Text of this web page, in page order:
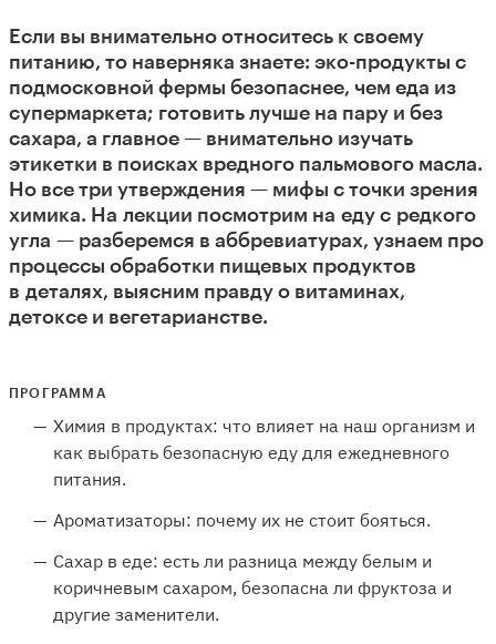
Если вы внимательно относитесь к своему
питанию, то наверняка знаете: эко-продукты с
подмосковной фермы безопаснее, чем еда из
супермаркета; готовить лучше на пару и без
сахара, а главное — внимательно изучать
этикетки в поисках вредного пальмового масла.
Но все три утверждения — мифы с точки зрения
химика. На лекции посмотрим на еду с редкого
угла — разберемся в аббревиатурах, узнаем про
процессы обработки пищевых продуктов
в деталях, выясним правду о витаминах,
детоксе и вегетарианстве.
ПРОГРАММА
Химия в продуктах: что влияет на наш организм и
как выбрать безопасную еду для ежедневного
питания.
Ароматизаторы: почему их не стоит бояться.
Сахар в еде: есть ли разница между белым и
коричневым сахаром, безопасна ли фруктоза и
другие заменители.